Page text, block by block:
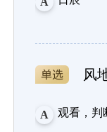
风
A 观看，判